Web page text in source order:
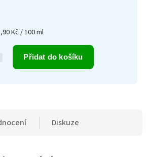
Kč / 100 ml
Přidat do košíku
Diskuze